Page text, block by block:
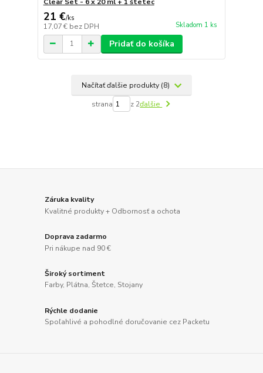
21 €/ks
17,07 € bez DPH Skladom 1 ks
Pridať do košíka
Načítať ďalšie produkty (8)
strana z 2ďalšie
Záruka kvality
Kvalitné produkty + Odbornosť a ochota
Doprava zadarmo
Pri nákupe nad 90 €
Široký sortiment
Farby, Plátna, Štetce, Stojany
Rýchle dodanie
Spoľahlivé a pohodlné doručovanie cez Packetu